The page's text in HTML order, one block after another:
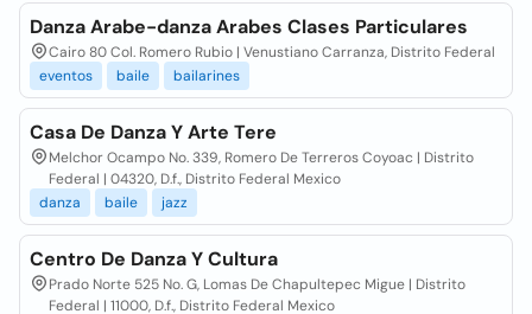
Danza Arabe-danza Arabes Clases Particulares
Cairo 80 Col. Romero Rubio | Venustiano Carranza, Distrito Federal
eventos
baile bailarines
Casa De Danza Y Arte Tere
Melchor Ocampo No. 339, Romero De Terreros Coyoac | Distrito
Federal | 04320, D.f., Distrito Federal Mexico
danza
baile jazz
Centro De Danza Y Cultura
Prado Norte 525 No. G, Lomas De Chapultepec Migue | Distrito
Federal | 11000, D.f., Distrito Federal Mexico